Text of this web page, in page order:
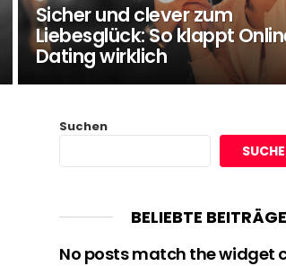
Sicher und clever zum
Liebesglück: So klappt
Dating wirklich
Suchen
BELIEBTE BEITRÄGE
No posts match the widget